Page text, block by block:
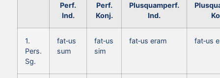
Perf.
Ind.
Perf.
Konj.
Plusquamperf.
Ind.
1.
Pers.
Sg.
fat‑us
sum
fat‑us
sim
fat‑us eram fat‑us